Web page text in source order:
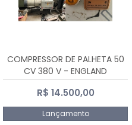
COMPRESSOR DE PALHETA 50
CV 380 V - ENGLAND
R$ 14.500,00
Lançamento